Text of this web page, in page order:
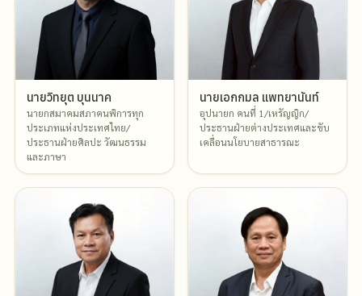
นายวิทยุต บุนนาค
นายกสมาคมสภาคนพิการทุก
ประเภทแห่งประเทศไทย/
ประธานฝ่ายศิลปะ วัฒนธรรม
และภาษา
นายเอกกมล แพทยานันท์
อุปนายก คนที่ 1/เหรัญญิก/
ประธานฝ่ายต่างประเทศและขับ
เคลื่อนนโยบายสาธารณะ